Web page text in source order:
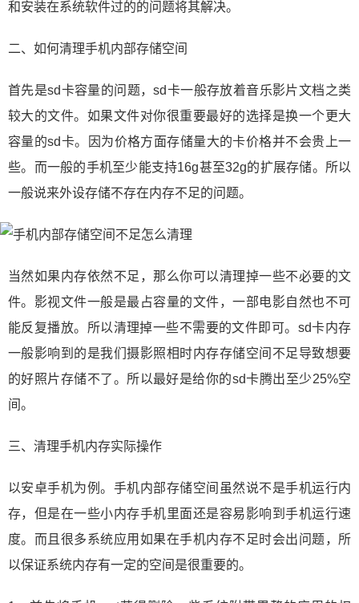
和安装在系统软件过的的问题将其解决。
二、如何清理手机内部存储空间
首先是sd卡容量的问题，sd卡一般存放着音乐影片文档之类
较大的文件。如果文件对你很重要最好的选择是换一个更大
容量的sd卡。因为价格方面存储量大的卡价格并不会贵上一
些。而一般的手机至少能支持16g甚至32g的扩展存储。所以
一般说来外设存储不存在内存不足的问题。
当然如果内存依然不足，那么你可以清理掉一些不必要的文
件。影视文件一般是最占容量的文件，一部电影自然也不可
能反复播放。所以清理掉一些不需要的文件即可。sd卡内存
一般影响到的是我们摄影照相时内存存储空间不足导致想要
的好照片存储不了。所以最好是给你的sd卡腾出至少25%空
间。
三、清理手机内存实际操作
以安卓手机为例。手机内部存储空间虽然说不是手机运行内
存，但是在一些小内存手机里面还是容易影响到手机运行速
度。而且很多系统应用如果在手机内存不足时会出问题，所
以保证系统内存有一定的空间是很重要的。